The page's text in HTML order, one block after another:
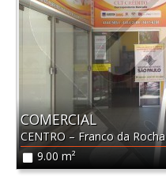
COMERCIAL
CENTRO – Franco da Rocha
9.00 m²